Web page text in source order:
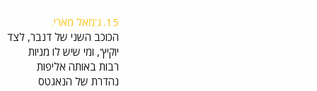
15. ג'מאל מארי.
הכוכב השני של דנבר, לצד
יוקיץ', ומי שיש לו מניות
רבות באותה אליפות
נהדרת של הנאגטס